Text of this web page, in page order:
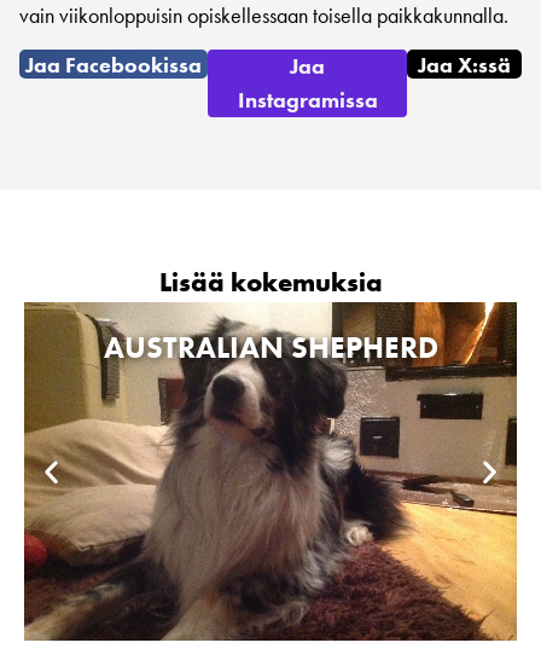
vain viikonloppuisin opiskellessaan toisella paikkakunnalla.
Jaa Facebookissa
Jaa
Instagramissa
Jaa X:ssä
Lisää kokemuksia
AUSTRALIAN SHEPHERD